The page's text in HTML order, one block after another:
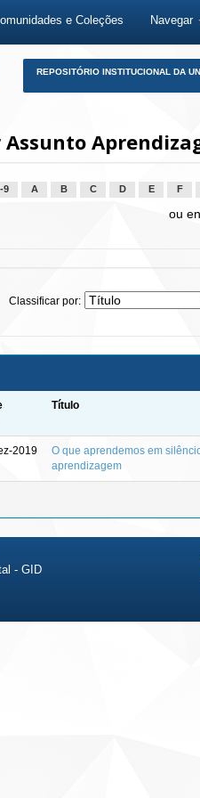
e Coleções Navegar
REPOSITÓRIO INSTITUCIONAL DA
Assunto
9 A B C D E F
ou
Classificar por:
Título
2019
O que aprendemos em
aprendizagem
- GID